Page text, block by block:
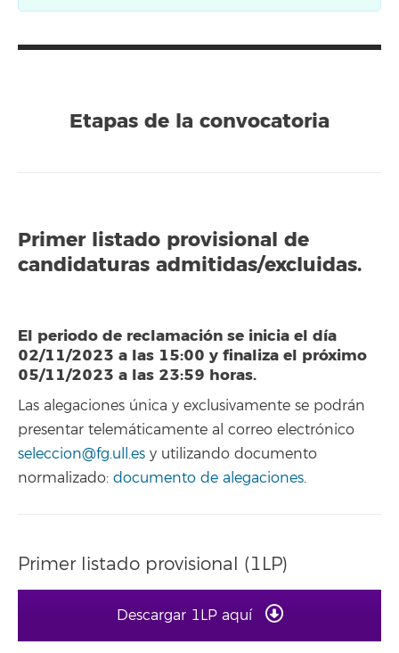
Etapas de la convocatoria
Primer listado provisional de
candidaturas admitidas/excluidas.
El periodo de reclamación se inicia el día
02/11/2023 a las 15:00 y finaliza el próximo
05/11/2023 a las 23:59 horas.
Las alegaciones única y exclusivamente se podrán
presentar telemáticamente al correo electrónico
seleccion@fg.ull.es y utilizando documento
normalizado: documento de alegaciones.
Primer listado provisional (1LP)
Descargar 1LP aquí